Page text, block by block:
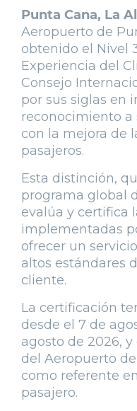
Punta Cana, La
Aeropuerto de
obtenido el Nivel
Experiencia del
Consejo
por sus siglas en
reconocimiento
con la mejora de
pasajeros.
Esta distinción,
programa global
evalúa y certifica
implementadas
ofrecer un
altos estándares
cliente.
La certificación
desde el 7 de
agosto de 2026,
del Aeropuerto
como referente
pasajero.